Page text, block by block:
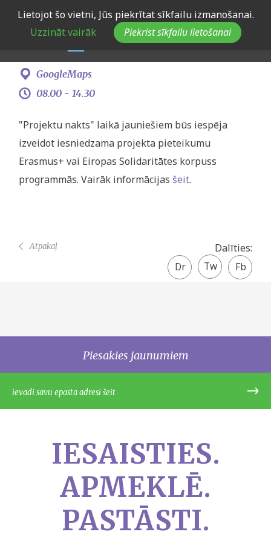
Lietojot šo vietni, Jūs piekrītat sīkfailu izmanošanai.
Uzzināt vairāk
Piekrist sīkfailu lietošanai
JSPA "Projektu nakts"
GoogleMaps
4. augusts -
08.00 - 14.30
"Projektu nakts" laikā jauniešiem būs iespēja
izveidot iesniedzama projekta pieteikumu
Erasmus+ vai Eiropas Solidaritātes korpuss
programmās. Vairāk informācijas šeit.
Dalīties:
Facebook
share
Twitter
Atpakaļ
Piesakies jaunumiem
IESAISTIES.
APMEKLĒ.
PASTĀSTI.